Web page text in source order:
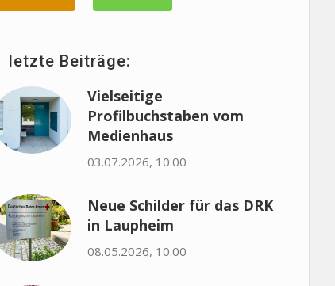
letzte Beiträge:
Vielseitige
Profilbuchstaben vom
Medienhaus
03.07.2026, 10:00
Neue Schilder für das DRK
in Laupheim
08.05.2026, 10:00